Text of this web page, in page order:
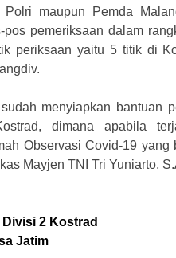
Polri maupun Pemda
pos pemeriksaan dalam
periksaan yaitu 5 titik di
menyiapkan bantuan
dimana apabila
Observasi Covid-19
Mayjen TNI Tri Yuniarto,
Divisi 2 Kostrad
Jatim